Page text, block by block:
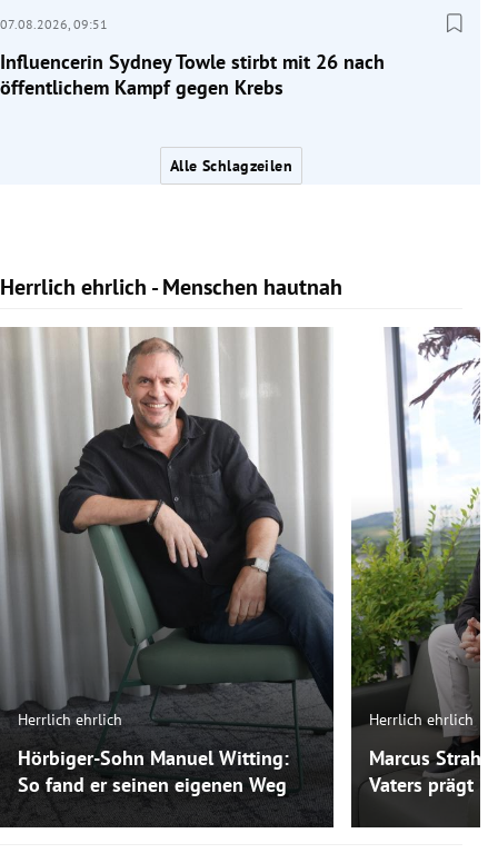
07.08.2026, 09:51
Influencerin Sydney Towle stirbt mit 26 nach
öffentlichem Kampf gegen Krebs
Alle Schlagzeilen
Herrlich ehrlich - Menschen hautnah
Slide 1 von 10
Herrlich ehrlich
Hörbiger-Sohn Manuel Witting:
So fand er seinen eigenen Weg
Herrlich ehrlich
Marcus
Vaters prägt